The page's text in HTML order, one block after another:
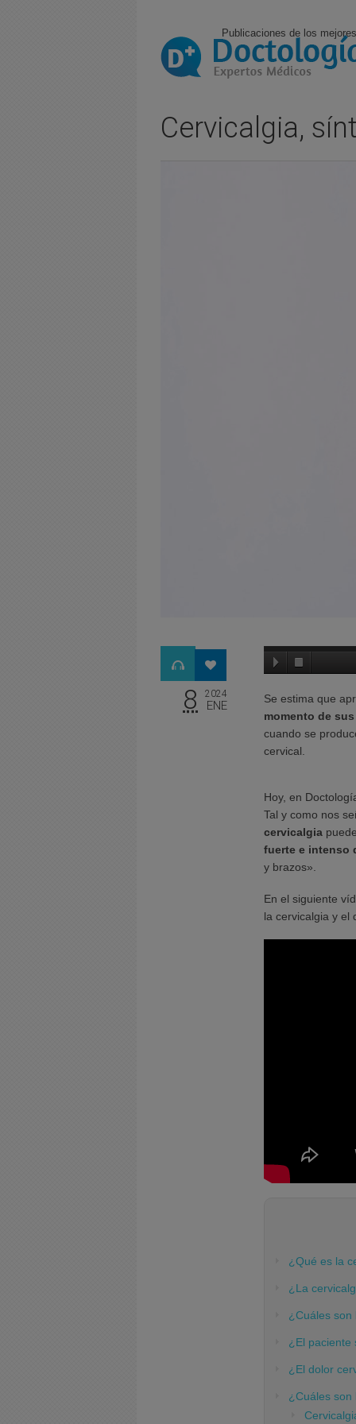
Publicaciones de los
Cervicalgia,
8 2024
ENE Se estima que
momento de
cuando se
cervical.
Hoy, en
Tal y como nos
cervicalgia
fuerte e intenso
y brazos».
En el siguiente
la cervicalgia y el
¿Qué es la
¿La
¿Cuáles son
¿El paciente
¿El dolor
¿Cuáles son